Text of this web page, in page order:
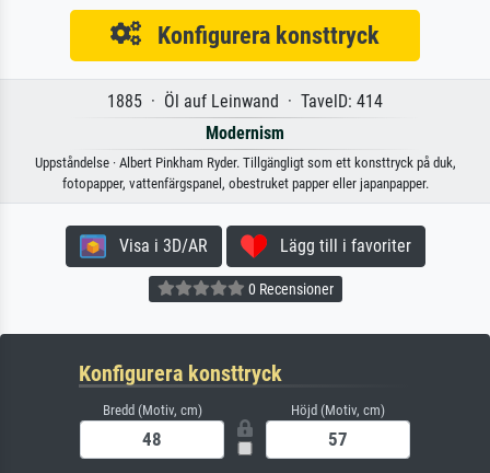
Konfigurera konsttryck
1885 · Öl auf Leinwand · TavelD: 414
Modernism
Uppståndelse · Albert Pinkham Ryder. Tillgängligt som ett konsttryck på duk,
fotopapper, vattenfärgspanel, obestruket papper eller japanpapper.
Visa i 3D/AR Lägg till i favoriter
0 Recensioner
Konfigurera konsttryck
Bredd (Motiv, cm) Höjd (Motiv, cm)